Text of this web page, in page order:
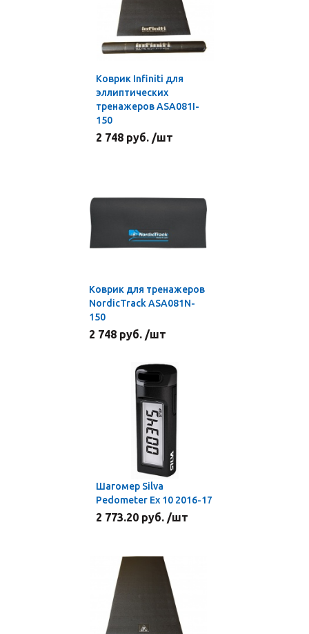
Коврик Infiniti для
эллиптических
тренажеров ASA081I-
150
2 748 руб. /шт
Коврик для тренажеров
NordicTrack ASA081N-
150
2 748 руб. /шт
Шагомер Silva
Pedometer Ex 10 2016-17
2 773.20 руб. /шт